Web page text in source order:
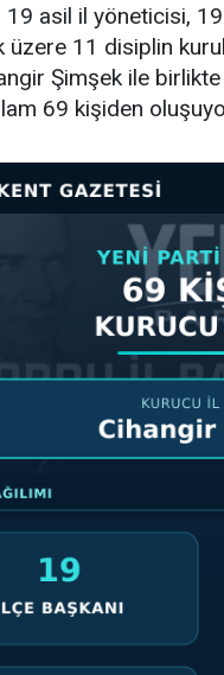
19 asil il yöneticisi,
üzere 11 disiplin
Şimşek ile
69 kişiden